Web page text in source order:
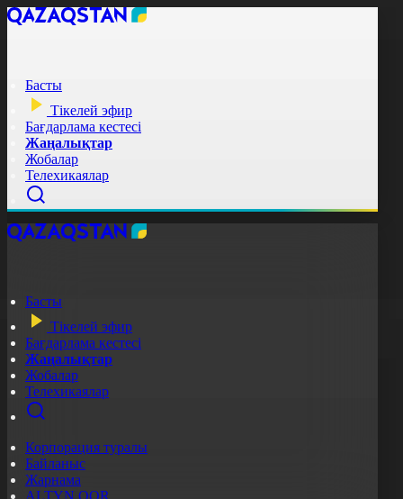
Басты
Тікелей эфир
Бағдарлама кестесі
Жаңалықтар
Жобалар
Телехикаялар
Басты
Тікелей эфир
Бағдарлама кестесі
Жаңалықтар
Жобалар
Телехикаялар
Корпорация туралы
Байланыс
Жарнама
ALTYN QOR